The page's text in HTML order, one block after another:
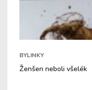
BYLINKY
Ženšen neboli všelék